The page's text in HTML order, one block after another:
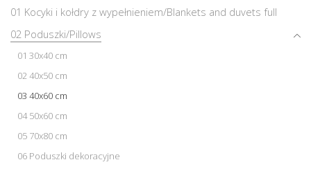
01 Kocyki i kołdry z wypełnieniem/Blankets and duvets full
02 Poduszki/Pillows
01 30x40 cm
02 40x50 cm
03 40x60 cm
04 50x60 cm
05 70x80 cm
06 Poduszki dekoracyjne